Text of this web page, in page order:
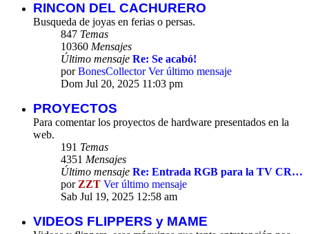
RINCON DEL CACHURERO
Busqueda de joyas en ferias o persas.
847 Temas
10360 Mensajes
Último mensaje Re: Se acabó!
porBonesCollector Ver último mensaje
Dom Jul 20, 2025 11:03 pm
PROYECTOS
Para comentar los proyectos de hardware presentados en la
web.
191 Temas
4351 Mensajes
Último mensaje Re: Entrada RGB para la TV CR…
porZZT Ver último mensaje
Sab Jul 19, 2025 12:58 am
VIDEOS FLIPPERS y MAME